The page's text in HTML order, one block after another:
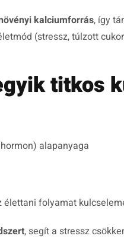
kalciumforrás, így
(stressz, túlzott
titkos
alapanyaga
élettani folyamat
, segít a stressz